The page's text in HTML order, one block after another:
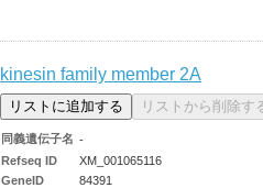
kinesin family member 2A
同義遺伝子名 -
Refseq ID
XM_001065116
GeneID
84391